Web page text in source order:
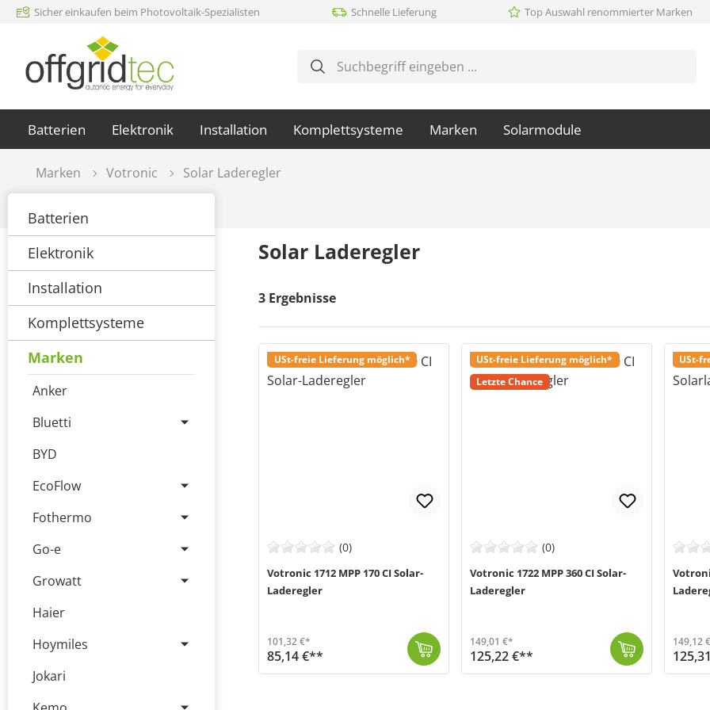
Hauptinhalt springen
Zur Suche springen
Zur Hauptnavigation springen
Sicher einkaufen beim Photovoltaik-Spezialisten Schnelle Lieferung Top Auswahl renommierter Marken
Batterien Elektronik Installation Komplettsysteme Marken Solarmodule
Marken Votronic Solar Laderegler
Batterien
Elektronik
Installation
Komplettsysteme
Marken
Anker
Bluetti
BYD
EcoFlow
Fothermo
Go-e
Growatt
Haier
Hoymiles
Jokari
Solar Laderegler
3 Ergebnisse
USt-freie Lieferung möglich*
(0)
Votronic 1712 MPP 170 CI Solar-
Laderegler
101,32 €*
85,14 €**
USt-freie Lieferung möglich*
Letzte Chance
(0)
Votronic 1722 MPP 360 CI Solar-
Laderegler
149,01 €*
125,22 €**
USt-
149,12